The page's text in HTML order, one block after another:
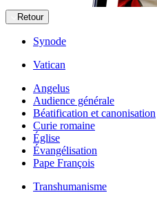
Retour
Synode
Vatican
Angelus
Audience générale
Béatification et canonisation
Curie romaine
Église
Évangélisation
Pape François
Transhumanisme